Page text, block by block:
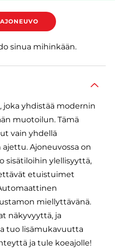
sinua mihinkään.
joka yhdistää modernin
muotoilun. Tämä
vain yhdellä
Ajoneuvossa on
sisätiloihin ylellisyyttä,
etuistuimet
miellyttävänä.
näkyvyyttä, ja
tuo lisämukavuutta
ja tule koeajolle!